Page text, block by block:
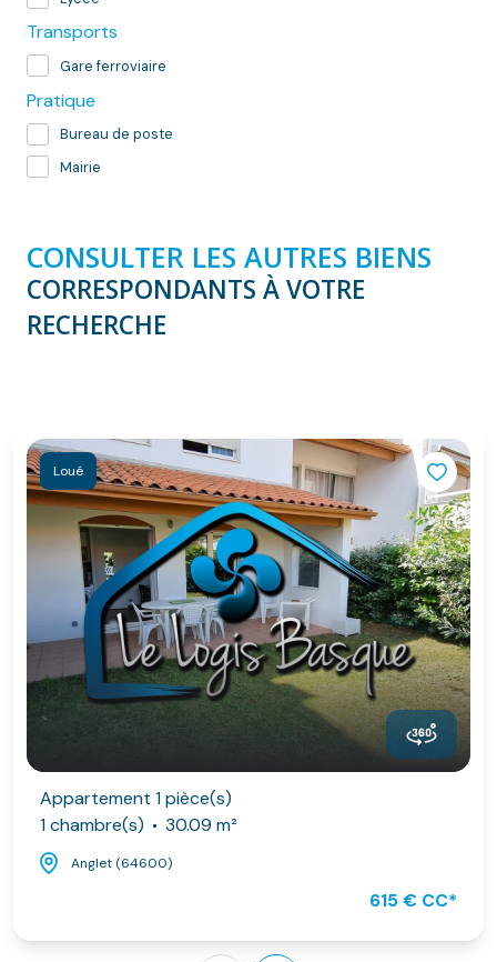
Transports
Gare ferroviaire
Pratique
Bureau de poste
Mairie
CONSULTER LES AUTRES BIENS
CORRESPONDANTS À VOTRE
RECHERCHE
Loué
Appartement 1 pièce(s)
1 chambre(s)
30.09 m²
Anglet (64600)
615 € CC*